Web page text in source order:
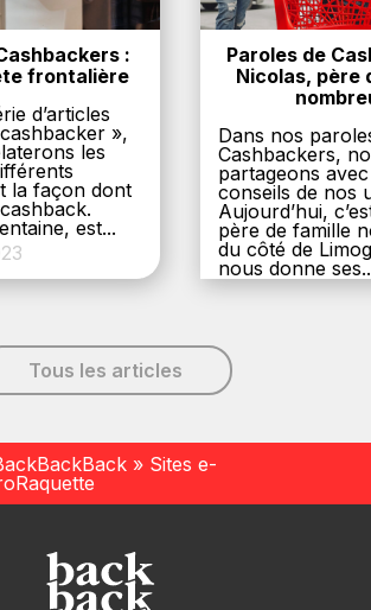
:
frontalière
d’articles
»,
les
la façon dont
est...
Paroles de
Nicolas, père
Dans nos
Cashbackers,
partageons
conseils de nos
Aujourd’hui,
père de famille
du côté de
nous donne
Tous les articles
» Sites e-